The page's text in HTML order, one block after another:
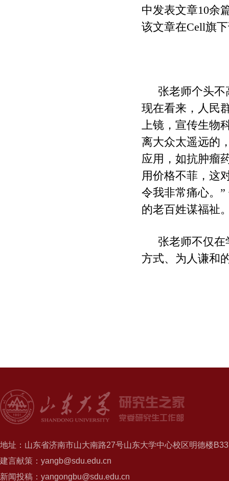
中发表文章10余
该文章在Cell旗
张老师个头
现在看来，人民
上镜，宣传生物
离大众太遥远的
应用，如抗肿瘤
用价格不菲，这
令我非常痛心。 ”
的老百姓谋福祉
张老师不仅
方式、为人谦和
地址：山东省济南市山大南路27号山东大学中心校区明德楼
建言献策：yangb@sdu.edu.cn
新闻投稿：yangongbu@sdu.edu.cn